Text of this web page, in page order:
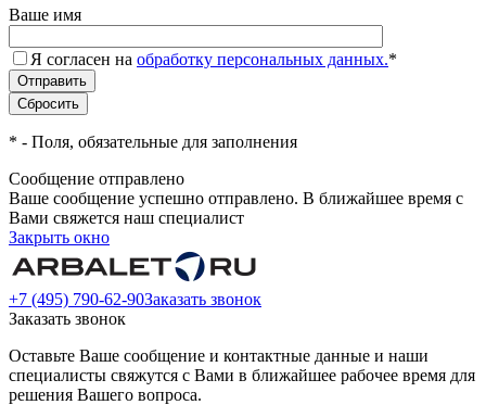
Ваше имя
Я согласен на обработку персональных данных.*
* - Поля, обязательные для заполнения
Сообщение отправлено
Ваше сообщение успешно отправлено. В ближайшее время с
Вами свяжется наш специалист
Закрыть окно
+7 (495) 790-62-90Заказать звонок
Заказать звонок
Оставьте Ваше сообщение и контактные данные и наши
специалисты свяжутся с Вами в ближайшее рабочее время для
решения Вашего вопроса.